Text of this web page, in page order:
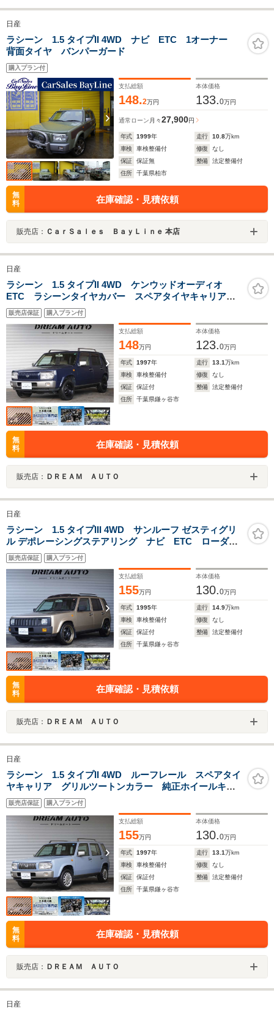
日産
ラシーン 1.5 タイプII 4WD ナビ ETC 1オーナー
背面タイヤ バンパーガード
購入プラン付
支払総額
148.2万円
本体価格
133.0万円
通常ローン 月々27,900円
年式 1999年 走行 10.8万km
車検
車検整備付 修復
なし
保証
保証無 整備
法定整備付
住所
千葉県柏市
無
料
在庫確認・見積依頼
販売店： ＣａｒＳａｌｅｓ ＢａｙＬｉｎｅ 本店
日産
ラシーン 1.5 タイプII 4WD ケンウッドオーディオ
ETC ラシーンタイヤカバー スペアタイヤキャリア
ルーフレール ダンロップタイヤ 1500CC 4WD
販売店保証 購入プラン付
支払総額
148万円
本体価格
123.0万円
年式 1997年 走行 13.1万km
車検
車検整備付 修復
なし
保証
保証付 整備
法定整備付
住所
千葉県鎌ヶ谷市
無
料
在庫確認・見積依頼
販売店： ＤＲＥＡＭ ＡＵＴＯ
日産
ラシーン 1.5 タイプIII 4WD サンルーフ ゼスティグリ
ル デポレーシングステアリング ナビ ETC ローダウ
ン ゴールド塗装 ステルスレーシング17インチホイー
ル 1500CC
販売店保証 購入プラン付
支払総額
155万円
本体価格
130.0万円
年式 1995年 走行 14.9万km
車検
車検整備付 修復
なし
保証
保証付 整備
法定整備付
住所
千葉県鎌ヶ谷市
無
料
在庫確認・見積依頼
販売店： ＤＲＥＡＭ ＡＵＴＯ
日産
ラシーン 1.5 タイプII 4WD ルーフレール スペアタイ
ヤキャリア グリルツートンカラー 純正ホイールキャ
ップ 1500CC
販売店保証 購入プラン付
支払総額
155万円
本体価格
130.0万円
年式 1997年 走行 13.1万km
車検
車検整備付 修復
なし
保証
保証付 整備
法定整備付
住所
千葉県鎌ヶ谷市
無
料
在庫確認・見積依頼
販売店： ＤＲＥＡＭ ＡＵＴＯ
日産